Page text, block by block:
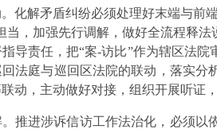
化解矛盾纠纷必须处理好末端与前
当，加强先行调解，做好全流程释
导责任，把“案-访比”作为辖区法
法庭与巡回区法院的联动，落实
动，主动做好对接，组织开展听证
推进涉诉信访工作法治化，必须